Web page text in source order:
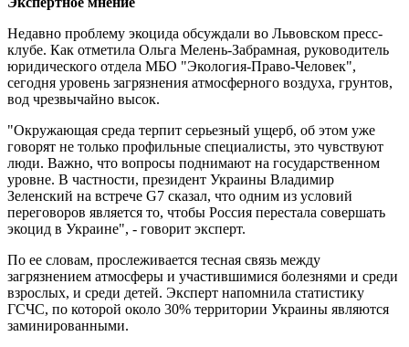
Недавно проблему экоцида обсуждали во Львовском пресс-
клубе. Как отметила Ольга Мелень-Забрамная, руководитель
юридического отдела МБО "Экология-Право-Человек",
сегодня уровень загрязнения атмосферного воздуха, грунтов,
вод чрезвычайно высок.
"Окружающая среда терпит серьезный ущерб, об этом уже
говорят не только профильные специалисты, это чувствуют
люди. Важно, что вопросы поднимают на государственном
уровне. В частности, президент Украины Владимир
Зеленский на встрече G7 сказал, что одним из условий
переговоров является то, чтобы Россия перестала совершать
экоцид в Украине", - говорит эксперт.
По ее словам, прослеживается тесная связь между
загрязнением атмосферы и участившимися болезнями и среди
взрослых, и среди детей. Эксперт напомнила статистику
ГСЧС, по которой около 30% территории Украины являются
заминированными.